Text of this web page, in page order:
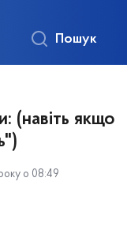
Пошук
(навіть якщо
о 08:49